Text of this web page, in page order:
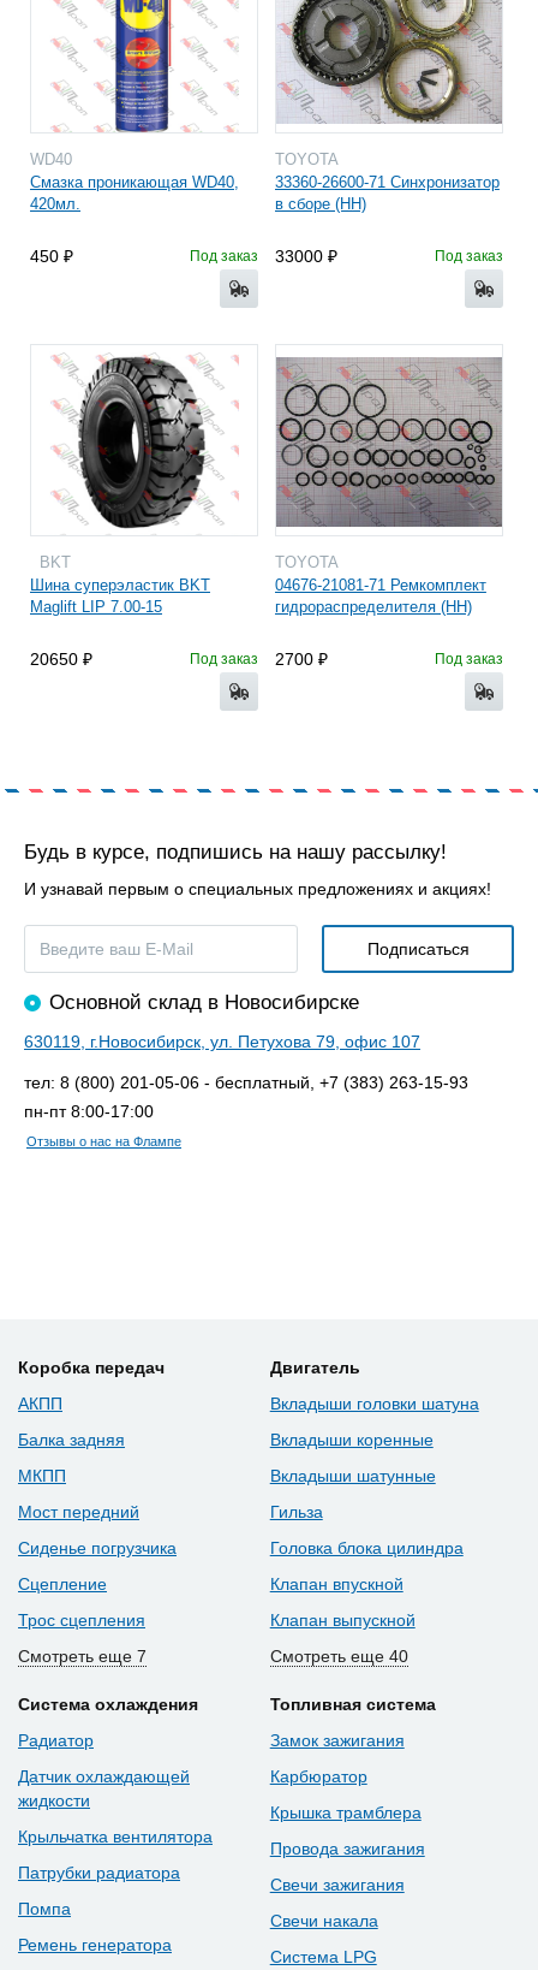
WD40
Смазка проникающая WD40,
420мл.
450 Под заказ
TOYOTA
33360-26600-71 Синхронизатор
в сборе (HH)
33000 Под заказ
BKT
Шина суперэластик BKT
Maglift LIP 7.00-15
20650 Под заказ
TOYOTA
04676-21081-71 Ремкомплект
гидрораспределителя (HH)
2700 Под заказ
Будь в курсе, подпишись на нашу рассылку!
И узнавай первым о специальных предложениях и акциях!
Основной склад в Новосибирске
630119, г.Новосибирск, ул. Петухова 79, офис 107
тел: 8 (800) 201-05-06 - бесплатный, +7 (383) 263-15-93
пн-пт 8:00-17:00
Отзывы о нас на Флампе
Коробка передач
АКПП
Балка задняя
МКПП
Мост передний
Сиденье погрузчика
Сцепление
Трос сцепления
Смотреть еще 7
Двигатель
Вкладыши головки шатуна
Вкладыши коренные
Вкладыши шатунные
Гильза
Головка блока цилиндра
Клапан впускной
Клапан выпускной
Смотреть еще 40
Система охлаждения
Радиатор
Датчик охлаждающей
жидкости
Крыльчатка вентилятора
Патрубки радиатора
Помпа
Ремень генератора
Топливная система
Замок зажигания
Карбюратор
Крышка трамблера
Провода зажигания
Свечи зажигания
Свечи накала
Система LPG